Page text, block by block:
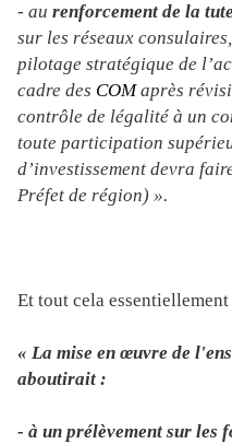
- au renforcement de la
sur les réseaux
pilotage stratégique de
cadre des COM après
contrôle de légalité à un
toute participation
d’investissement devra
Préfet de région) ».
Et tout cela
« La mise en œuvre de
aboutirait :
- à un prélèvement sur les